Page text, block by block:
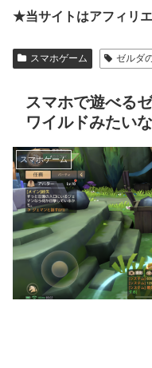
★当サイトはアフィリエ
スマホゲーム ゼルダ
スマホで遊べる
ワイルドみたい
スマホゲーム